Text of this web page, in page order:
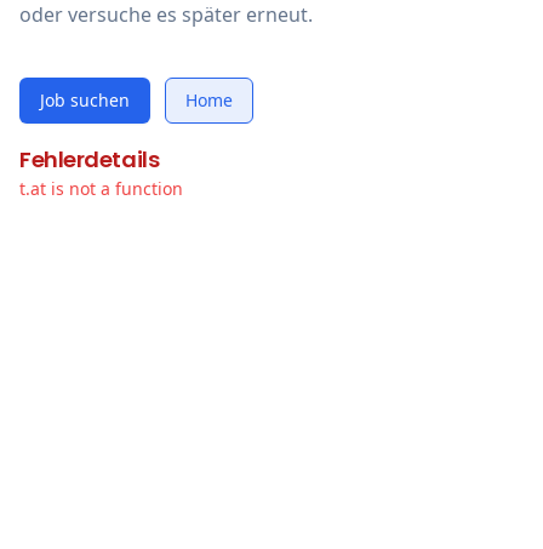
oder versuche es später erneut.
Job suchen Home
Fehlerdetails
t.at is not a function